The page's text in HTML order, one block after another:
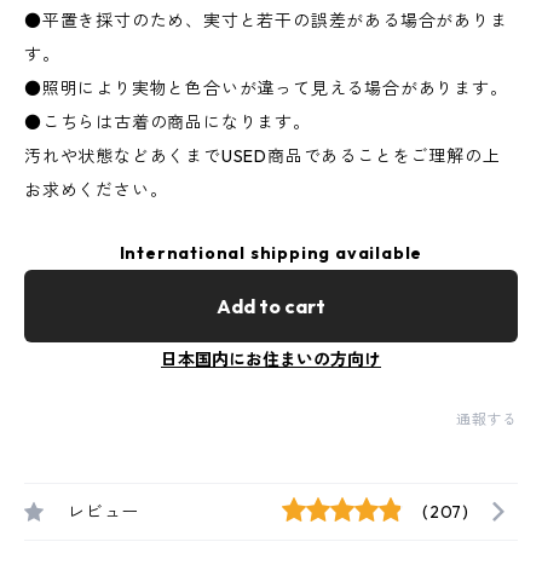
●平置き採寸のため、実寸と若干の誤差がある場合がありま
す。
●照明により実物と色合いが違って見える場合があります。
●こちらは古着の商品になります。
汚れや状態などあくまでUSED商品であることをご理解の上
お求めください。
International shipping available
Add to cart
日本国内にお住まいの方向け
通報する
レビュー (207)